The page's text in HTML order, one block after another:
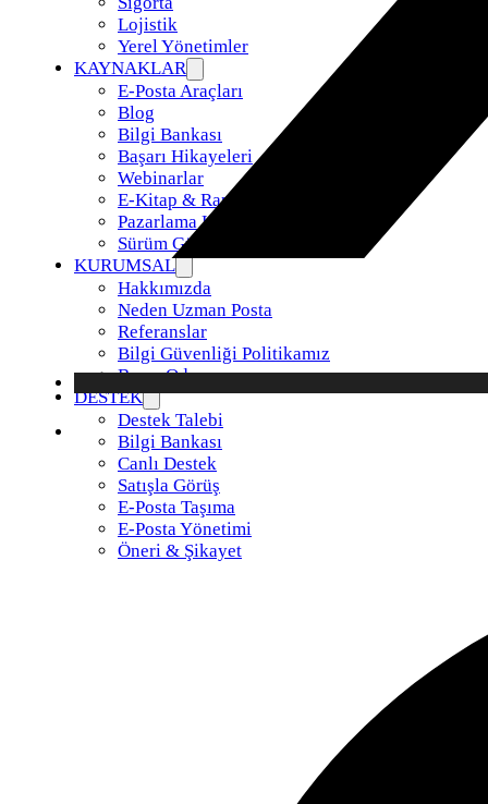
Lojistik
Yerel Yönetimler
KAYNAKLAR
E-Posta Araçları
Blog
Bilgi Bankası
Başarı Hikayeleri
Webinarlar
E-Kitap & Raporlar
Pazarlama Kiti
Sürüm Güncellemeleri
KURUMSAL
Hakkımızda
Neden Uzman Posta
Referanslar
Bilgi Güvenliği Politikamız
Basın Odası
DESTEK
Destek Talebi
Bilgi Bankası
Canlı Destek
Satışla Görüş
E-Posta Taşıma
E-Posta Yönetimi
Öneri & Şikayet